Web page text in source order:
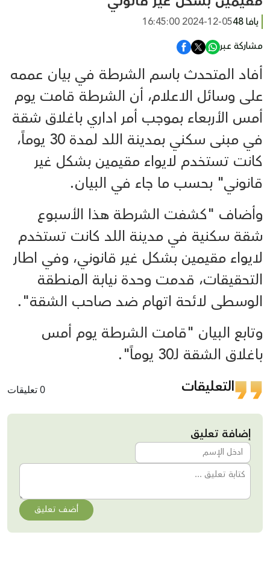
ارسل خبر يافا 48
2024-12-05 16:45:00
مشاركة عبر
أفاد المتحدث باسم الشرطة في بيان عممه
على وسائل الاعلام، أن الشرطة قامت يوم
أمس الأربعاء بموجب أمر اداري باغلاق شقة
في مبنى سكني بمدينة اللد لمدة 30 يوماً،
كانت تستخدم لايواء مقيمين بشكل غير
قانوني" بحسب ما جاء في البيان.
وأضاف "كشفت الشرطة هذا الأسبوع
شقة سكنية في مدينة اللد كانت تستخدم
لايواء مقيمين بشكل غير قانوني، وفي اطار
التحقيقات، قدمت وحدة نيابة المنطقة
الوسطى لائحة اتهام ضد صاحب الشقة".
وتابع البيان "قامت الشرطة يوم أمس
باغلاق الشقة لـ30 يوماً".
التعليقات 0 تعليقات
إضافة تعليق
أضف تعليق